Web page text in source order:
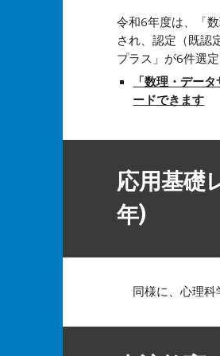
令和6年度は、「
され、認定（既認
プラス」が6件選
「数理・デー
ードできます
応用基礎
年)
同様に、心理科